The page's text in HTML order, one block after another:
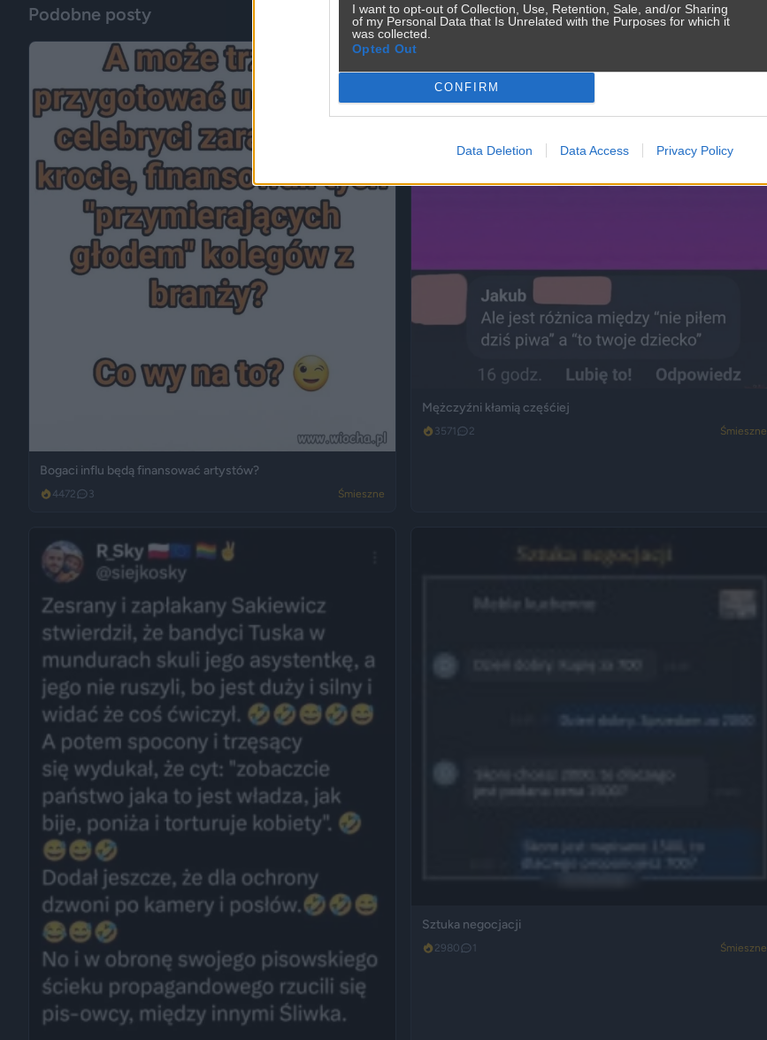
I want to opt-out of Collection, Use, Retention, Sale, and/or Sharing
of my Personal Data that Is Unrelated with the Purposes for which it
was collected.
Opted Out
CONFIRM
Data Deletion Data Access Privacy Policy
Podobne posty
Bogaci influ będą finansować artystów?
4472 3 Śmieszne
Mężczyźni kłamią częśćiej
3571 2 Śmieszne
Sztuka negocjacji
2980 1 Śmieszne